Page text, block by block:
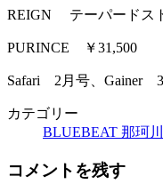
REIGN テーパードス
PURINCE ￥31,500
Safari 2月号、Gainer 3
カテゴリー
BLUEBEAT 那珂
コメントを残す